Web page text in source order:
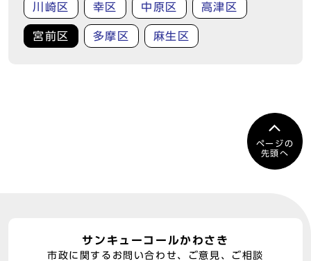
川崎区 幸区 中原区 高津区
宮前区 多摩区 麻生区
ページの
先頭へ
サンキューコールかわさき
市政に関するお問い合わせ、ご意見、ご相談